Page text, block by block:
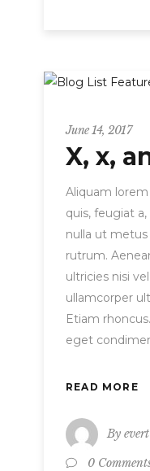
June 14, 2017
X, x,
Aliquam lorem
quis, feugiat
nulla ut metus
rutrum.
ultricies nisi
ullamcorper
Etiam
eget
READ MORE
By evert
0